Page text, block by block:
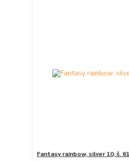
Fantasy rainbow, silver 10, š.